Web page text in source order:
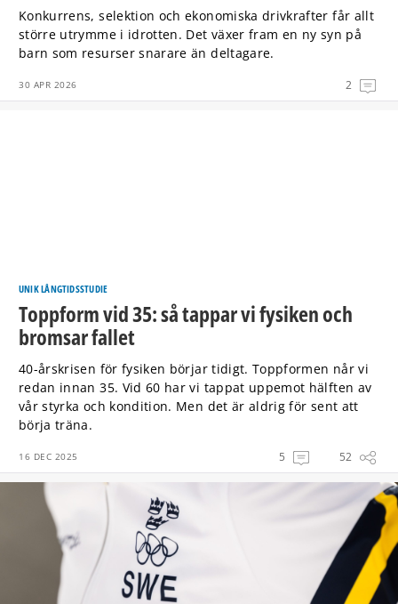
Konkurrens, selektion och ekonomiska drivkrafter får allt
större utrymme i idrotten. Det växer fram en ny syn på
barn som resurser snarare än deltagare.
30 APR 2026 2
UNIK LÅNGTIDSSTUDIE
Toppform vid 35: så tappar vi fysiken och
bromsar fallet
40-årskrisen för fysiken börjar tidigt. Toppformen når vi
redan innan 35. Vid 60 har vi tappat uppemot hälften av
vår styrka och kondition. Men det är aldrig för sent att
börja träna.
16 DEC 2025 5 52